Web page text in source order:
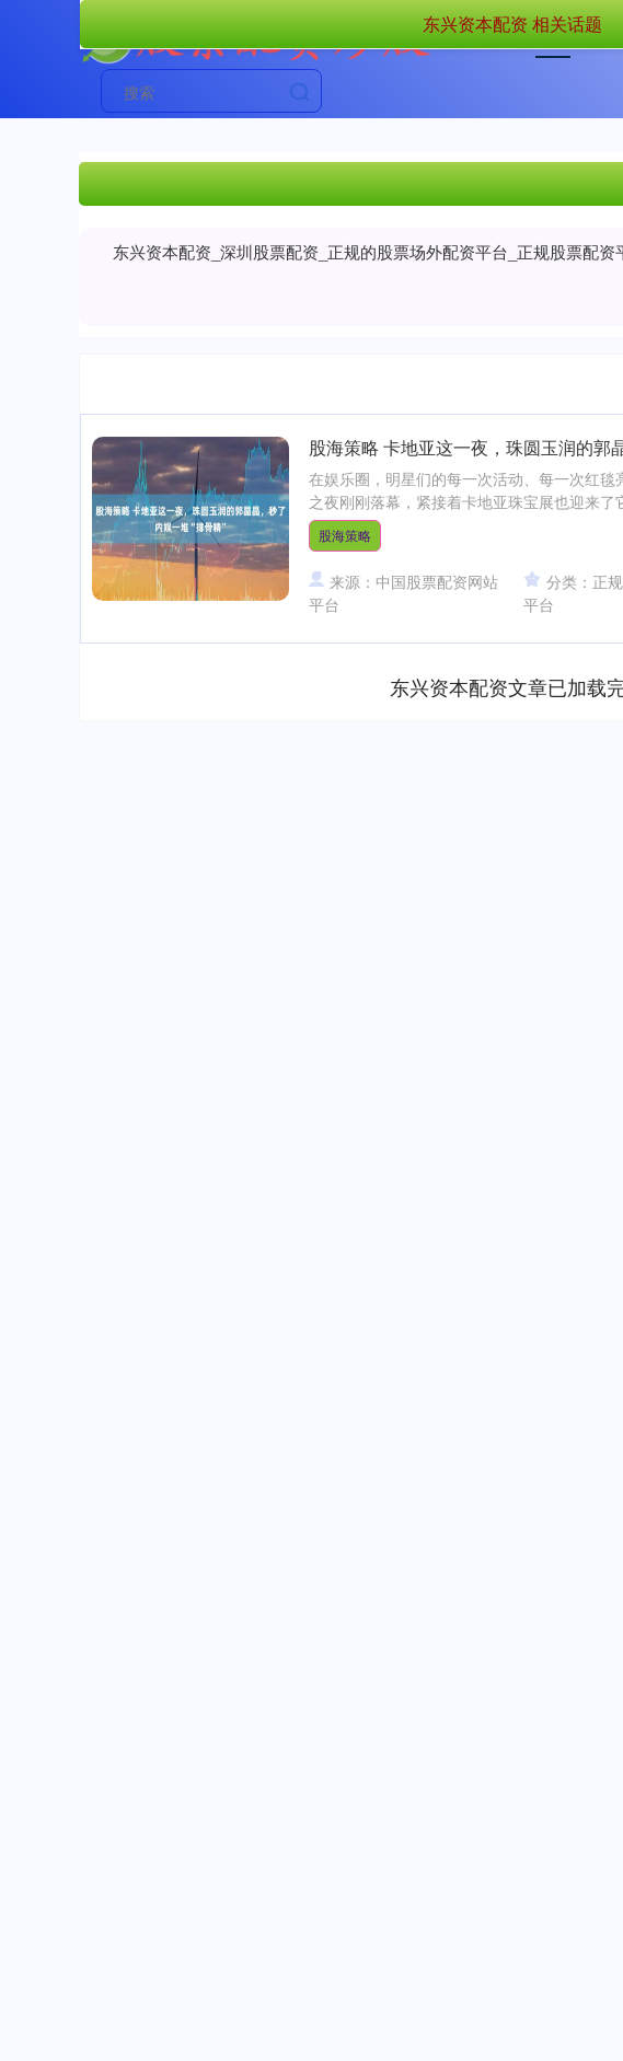
首页
东兴资本配资_深圳股票配资_正规的股票场外配资平台_正规股票配
东兴资本配资 相关话题
股海策略 卡地亚这一夜，珠圆玉润的郭
在娱乐圈，明星们的每一次活动、每一次红
之夜刚刚落幕，紧接着卡地亚珠宝展也迎来
股海策略
来源：中国股票配资网站
平台
分类：正
平台
东兴资本配资文章已加载